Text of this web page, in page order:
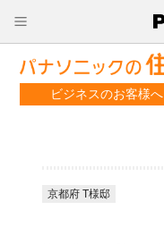
ビジネスのお客様へ
京都府 T様邸